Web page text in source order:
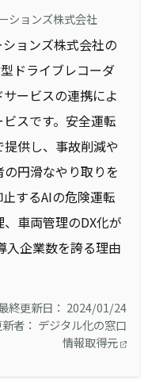
ションズ株式会社
ョンズ株式会社の
ドライブレコーダ
ービスの連携によ
スです。安全運転
供し、事故削減や
円滑なやり取りを
するAIの危険運転
車両管理のDX化が
入企業数を誇る理由
終更新日： 2024/01/24
者： デジタル化の窓口
情報取得元